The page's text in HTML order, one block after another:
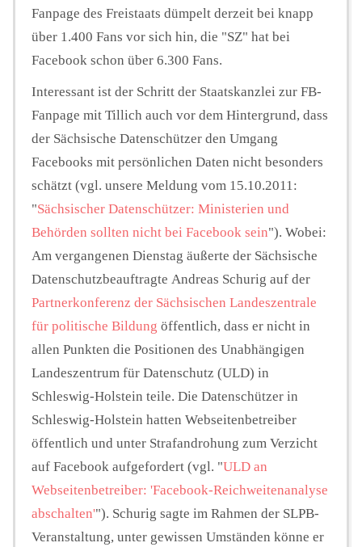
Fanpage des Freistaats dümpelt derzeit bei knapp
über 1.400 Fans vor sich hin, die "SZ" hat bei
Facebook schon über 6.300 Fans.
Interessant ist der Schritt der Staatskanzlei zur FB-
Fanpage mit Tillich auch vor dem Hintergrund, dass
der Sächsische Datenschützer den Umgang
Facebooks mit persönlichen Daten nicht besonders
schätzt (vgl. unsere Meldung vom 15.10.2011:
"Sächsischer Datenschützer: Ministerien und
Behörden sollten nicht bei Facebook sein"). Wobei:
Am vergangenen Dienstag äußerte der Sächsische
Datenschutzbeauftragte Andreas Schurig auf der
Partnerkonferenz der Sächsischen Landeszentrale
für politische Bildung öffentlich, dass er nicht in
allen Punkten die Positionen des Unabhängigen
Landeszentrum für Datenschutz (ULD) in
Schleswig-Holstein teile. Die Datenschützer in
Schleswig-Holstein hatten Webseitenbetreiber
öffentlich und unter Strafandrohung zum Verzicht
auf Facebook aufgefordert (vgl. "ULD an
Webseitenbetreiber: 'Facebook-Reichweitenanalyse
abschalten'"). Schurig sagte im Rahmen der SLPB-
Veranstaltung, unter gewissen Umständen könne er